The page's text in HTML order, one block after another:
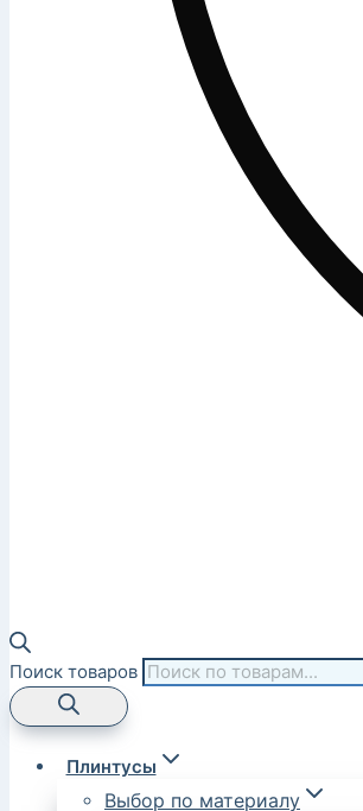
Поиск товаров
Плинтусы
Выбор по материалу